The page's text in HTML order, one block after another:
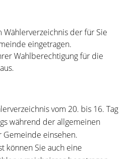
Wählerverzeichnis der für Sie
eingetragen.
Wahlberechtigung für die
vom 20. bis 16. Tag
während der allgemeinen
Gemeinde einsehen.
können Sie auch eine